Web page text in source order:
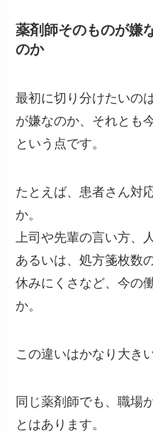
薬剤師そのものが嫌
のか
最初に切り分けたいの
が嫌なのか、それとも
という点です。
たとえば、患者さん対
か。
上司や先輩の言い方、
あるいは、処方箋枚数
休みにくさなど、今の
か。
この違いはかなり大き
同じ薬剤師でも、職場
とはあります。